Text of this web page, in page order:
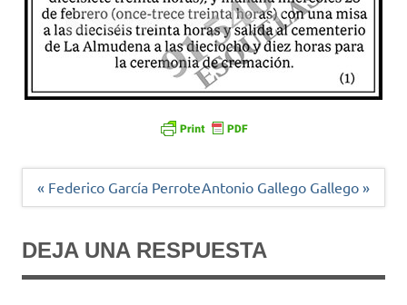
Navegación
« Federico García PerroteAntonio Gallego Gallego »
DEJA UNA RESPUESTA